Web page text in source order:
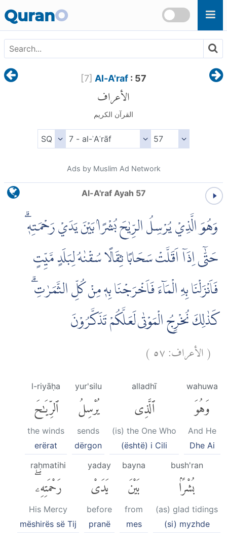
QuranO
[7] Al-A'raf: 57
الأعراف
القرآن الكريم
Ads by Muslim Ad Network
Al-A'raf Ayah 57
وَهُوَ الَّذِيْ يُرْسِلُ الرِّيٰحَ بُشْرًاۢ بَيْنَ يَدَيْ رَحْمَتِهٖۗ
حَتّٰٓى اِذَآ اَقَلَّتْ سَحَابًا ثِقَالًا سُقْنٰهُ لِبَلَدٍ مَّيِّتٍ
فَاَنْزَلْنَا بِهِ الْمَاۤءَ فَاَخْرَجْنَا بِهٖ مِنْ كُلِّ الثَّمَرٰتِۗ
كَذٰلِكَ نُخْرِجُ الْمَوْتٰى لَعَلَّكُمْ تَذَكَّرُوْنَ
(الأعراف:٥٧)
wahuwa
وَهُوَ
And He
Dhe Ai
alladhī
ٱلَّذِى
(is) the One Who
(është) i Cili
yur'silu
يُرْسِلُ
sends
dërgon
l-riyāḥa
ٱلرِّيَٰحَ
the winds
erërat
bush'ran
بُشْرًۢا
(as) glad tidings
(si) myzhde
bayna
بَيْنَ
from
mes
yaday
يَدَىْ
before
pranë
raḥmatihi
رَحْمَتِهِۦۖ
His Mercy
mëshirës së Tij